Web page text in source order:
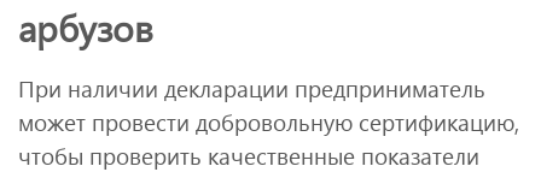
арбузов
При наличии декларации предприниматель
может провести добровольную сертификацию,
чтобы проверить качественные показатели